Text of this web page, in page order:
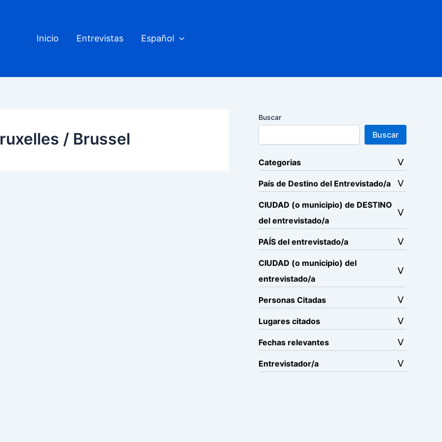
Inicio Entrevistas Español
/ Brussel
Buscar
Buscar
Categorias
País de Destino del Entrevistado/a
CIUDAD (o municipio) de DESTINO
del entrevistado/a
PAÍS del entrevistado/a
CIUDAD (o municipio) del
entrevistado/a
Personas Citadas
Lugares citados
Fechas relevantes
Entrevistador/a